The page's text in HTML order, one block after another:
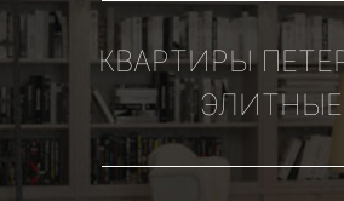
КВАРТИРЫ
ЭЛИТНЫЕ